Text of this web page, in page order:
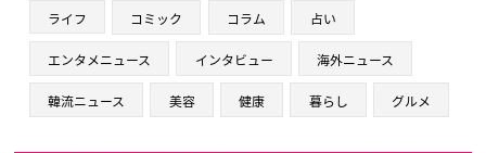
ライフ コミック コラム 占い
エンタメニュース インタビュー 海外ニュース
韓流ニュース 美容 健康 暮らし グルメ